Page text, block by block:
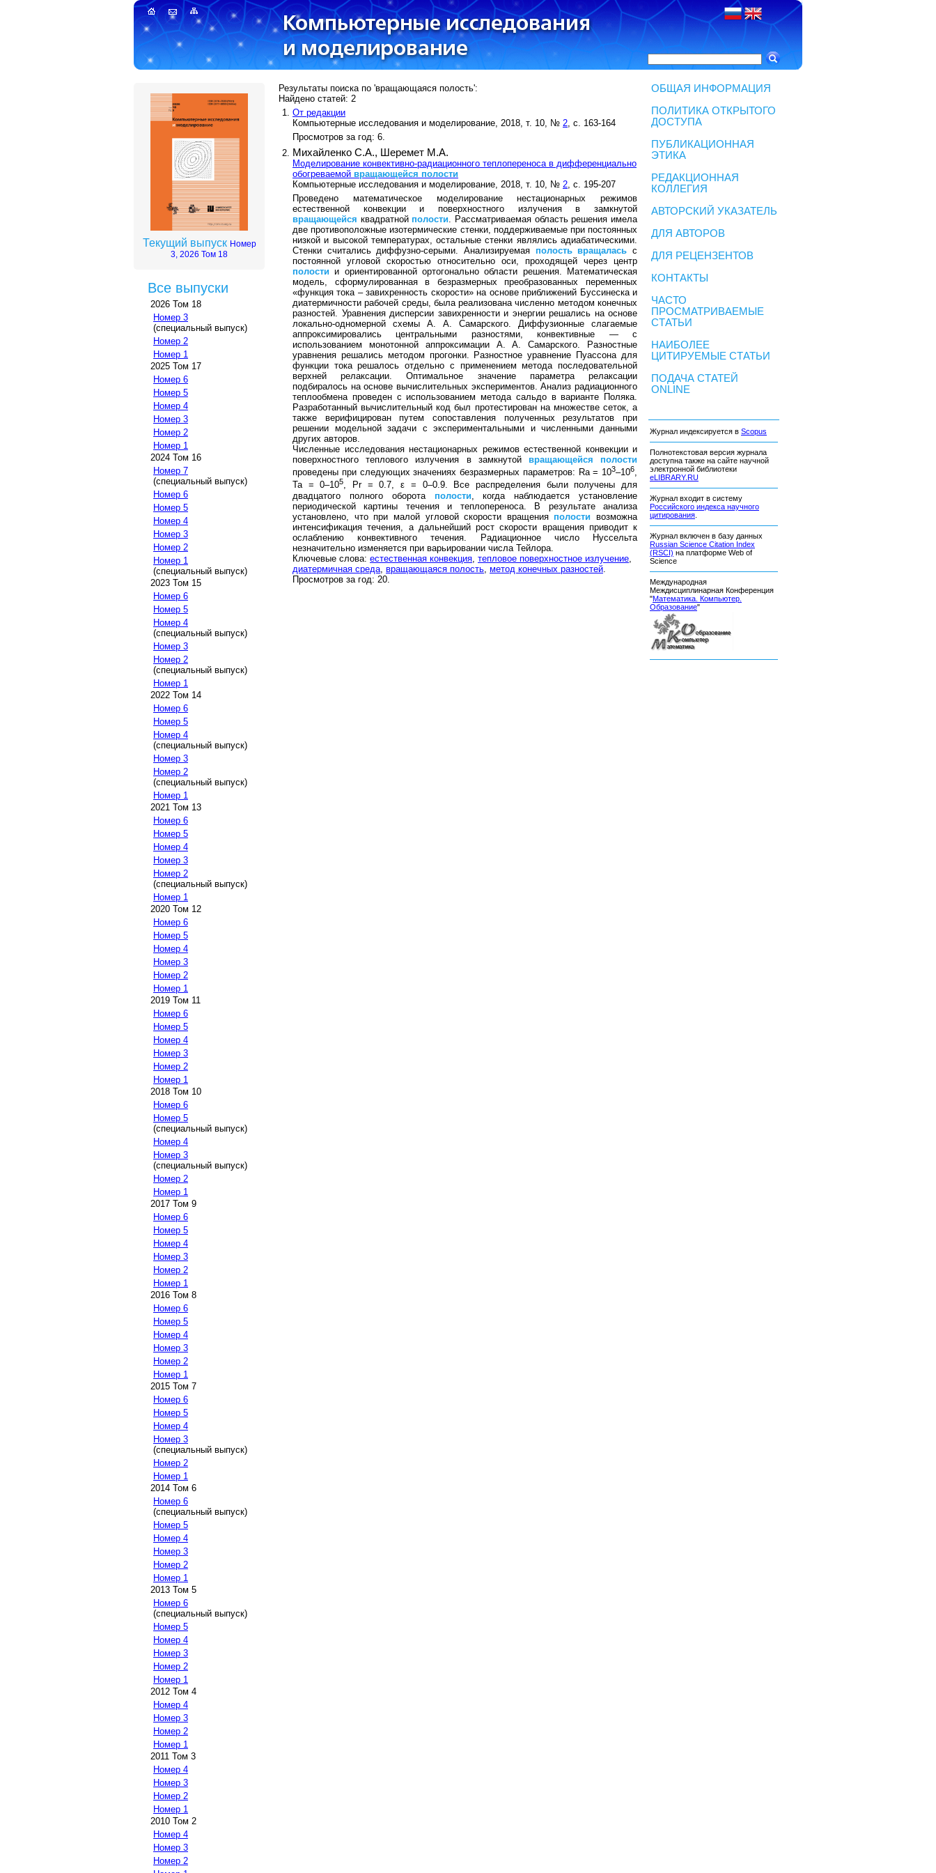
Текущий выпуск Номер
3, 2026 Том 18
Все выпуски
2026 Том 18
Номер 3
(специальный выпуск)
Номер 2
Номер 1
2025 Том 17
Номер 6
Номер 5
Номер 4
Номер 3
Номер 2
Номер 1
2024 Том 16
Номер 7
(специальный выпуск)
Номер 6
Номер 5
Номер 4
Номер 3
Номер 2
Номер 1
(специальный выпуск)
2023 Том 15
Номер 6
Номер 5
Номер 4
(специальный выпуск)
Номер 3
Номер 2
(специальный выпуск)
Номер 1
2022 Том 14
Номер 6
Номер 5
Номер 4
(специальный выпуск)
Номер 3
Номер 2
(специальный выпуск)
Номер 1
2021 Том 13
Номер 6
Номер 5
Номер 4
Номер 3
Номер 2
(специальный выпуск)
Номер 1
2020 Том 12
Номер 6
Номер 5
Номер 4
Номер 3
Номер 2
Номер 1
2019 Том 11
Номер 6
Номер 5
Номер 4
Номер 3
Номер 2
Номер 1
2018 Том 10
Номер 6
Номер 5
(специальный выпуск)
Номер 4
Номер 3
(специальный выпуск)
Номер 2
Номер 1
2017 Том 9
Номер 6
Номер 5
Номер 4
Номер 3
Номер 2
Номер 1
2016 Том 8
Номер 6
Номер 5
Номер 4
Номер 3
Номер 2
Номер 1
2015 Том 7
Номер 6
Номер 5
Номер 4
Номер 3
(специальный выпуск)
Номер 2
Номер 1
2014 Том 6
Номер 6
(специальный выпуск)
Номер 5
Номер 4
Номер 3
Номер 2
Номер 1
2013 Том 5
Номер 6
(специальный выпуск)
Номер 5
Номер 4
Номер 3
Номер 2
Номер 1
2012 Том 4
Номер 4
Номер 3
Номер 2
Номер 1
2011 Том 3
Номер 4
Номер 3
Номер 2
Номер 1
2010 Том 2
Номер 4
Номер 3
Номер 2
Результаты поиска по 'вращающаяся полость':
Найдено статей: 2
От редакции
Компьютерные исследования и моделирование, 2018, т. 10, № 2, с. 163-164
Просмотров за год: 6.
Михайленко С.А., Шеремет М.А.
Моделирование конвективно-радиационного теплопереноса в дифференциально
обогреваемой вращающейся полости
Компьютерные исследования и моделирование, 2018, т. 10, № 2 , с. 195-207
Проведено математическое моделирование нестационарных режимов
естественной конвекции и поверхностного излучения в замкнутой
вращающейся квадратной полости . Рассматриваемая область решения имела
две противоположные изотермические стенки, поддерживаемые при постоянных
низкой и высокой температурах, остальные стенки являлись адиабатическими.
Стенки считались диффузно-серыми. Анализируемая полость вращалась с
постоянной угловой скоростью относительно оси, проходящей через центр
полости и ориентированной ортогонально области решения. Математическая
модель, сформулированная в безразмерных преобразованных переменных
«функция тока – завихренность скорости» на основе приближений Буссинеска и
диатермичности рабочей среды, была реализована численно методом конечных
разностей. Уравнения дисперсии завихренности и энергии решались на основе
локально-одномерной схемы А. А. Самарского. Диффузионные слагаемые
аппроксимировались центральными разностями, конвективные — с
использованием монотонной аппроксимации А. А. Самарского. Разностные
уравнения решались методом прогонки. Разностное уравнение Пуассона для
функции тока решалось отдельно с применением метода последовательной
верхней релаксации. Оптимальное значение параметра релаксации
подбиралось на основе вычислительных экспериментов. Анализ радиационного
теплообмена проведен с использованием метода сальдо в варианте Поляка.
Разработанный вычислительный код был протестирован на множестве сеток, а
также верифицирован путем сопоставления полученных результатов при
решении модельной задачи с экспериментальными и численными данными
других авторов.
Численные исследования нестационарных режимов естественной конвекции и
поверхностного теплового излучения в замкнутой вращающейся
полости
проведены при следующих значениях безразмерных параметров: Ra = 103–106,
Ta = 0–105, Pr = 0.7, ε = 0–0.9. Все распределения были получены для
двадцатого полного оборота полости , когда наблюдается установление
периодической картины течения и теплопереноса. В результате анализа
установлено, что при малой угловой скорости вращения полости возможна
интенсификация течения, а дальнейший рост скорости вращения приводит к
ослаблению конвективного течения. Радиационное число Нуссельта
незначительно изменяется при варьировании числа Тейлора.
Ключевые слова: естественная конвекция тепловое поверхностное излучение
диатермичная среда вращающаяся полость метод конечных разностей
Просмотров за год: 20.
ОБЩАЯ ИНФОРМАЦИЯ
ПОЛИТИКА ОТКРЫТОГО
ДОСТУПА
ПУБЛИКАЦИОННАЯ
ЭТИКА
РЕДАКЦИОННАЯ
КОЛЛЕГИЯ
АВТОРСКИЙ УКАЗАТЕЛЬ
ДЛЯ АВТОРОВ
ДЛЯ РЕЦЕНЗЕНТОВ
КОНТАКТЫ
ЧАСТО
ПРОСМАТРИВАЕМЫЕ
СТАТЬИ
НАИБОЛЕЕ
ЦИТИРУЕМЫЕ СТАТЬИ
ПОДАЧА СТАТЕЙ
ONLINE
Журнал индексируется в Scopus
Полнотекстовая версия журнала
доступна также на сайте научной
электронной библиотеки
eLIBRARY.RU
Журнал входит в систему
Российского индекса научного
цитирования
Журнал включен в базу данных
Russian Science Citation Index
(RSCI) на платформе Web of
Science
Международная
Междисциплинарная Конференция
"Математика. Компьютер.
Образование"